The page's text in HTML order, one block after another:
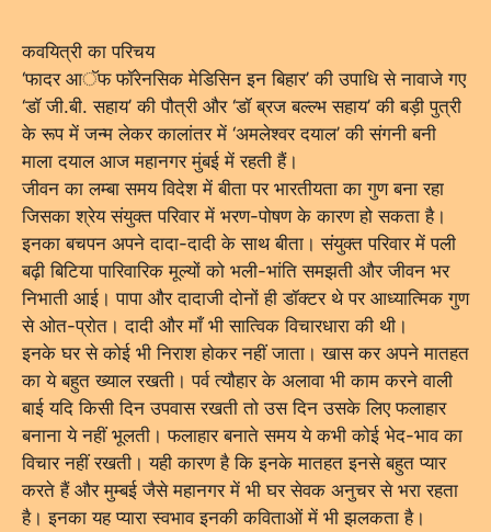
कवयित्री का परिचय
‘फादर आॅफ फॉरेनसिक मेडिसिन इन बिहार’ की उपाधि से नावाजे गए
‘डॉ जी.बी. सहाय’ की पौत्री और ‘डॉ ब्रज बल्ल्भ सहाय’ की बड़ी पुत्री
के रूप में जन्म लेकर कालांतर में ‘अमलेश्वर दयाल’ की संगनी बनी
माला दयाल आज महानगर मुंबई में रहती हैं।
जीवन का लम्बा समय विदेश में बीता पर भारतीयता का गुण बना रहा
जिसका श्रेय संयुक्त परिवार में भरण-पोषण के कारण हो सकता है।
इनका बचपन अपने दादा-दादी के साथ बीता। संयुक्त परिवार में पली
बढ़ी बिटिया पारिवारिक मूल्यों को भली-भांति समझती और जीवन भर
निभाती आई। पापा और दादाजी दोनों ही डॉक्टर थे पर आध्यात्मिक गुण
से ओत-प्रोत। दादी और माँ भी सात्विक विचारधारा की थी।
इनके घर से कोई भी निराश होकर नहीं जाता। खास कर अपने मातहत
का ये बहुत ख्याल रखती। पर्व त्यौहार के अलावा भी काम करने वाली
बाई यदि किसी दिन उपवास रखती तो उस दिन उसके लिए फलाहार
बनाना ये नहीं भूलती। फलाहार बनाते समय ये कभी कोई भेद-भाव का
विचार नहीं रखती। यही कारण है कि इनके मातहत इनसे बहुत प्यार
करते हैं और मुम्बई जैसे महानगर में भी घर सेवक अनुचर से भरा रहता
है। इनका यह प्यारा स्वभाव इनकी कविताओं में भी झलकता है।